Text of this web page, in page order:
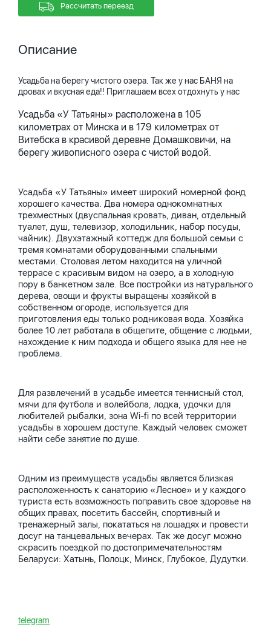
Рассчитать переезд
Описание
Усадьба на берегу чистого озера. Так же у нас БАНЯ на
дровах и вкусная еда!! Приглашаем всех отдохнуть у нас
Усадьба «У Татьяны» расположена в 105
километрах от Минска и в 179 километрах от
Витебска в красивой деревне Домашковичи, на
берегу живописного озера с чистой водой.
Усадьба «У Татьяны» имеет широкий номерной фонд
хорошего качества. Два номера однокомнатных
трехместных (двуспальная кровать, диван, отдельный
туалет, душ, телевизор, холодильник, набор посуды,
чайник). Двухэтажный коттедж для большой семьи с
тремя комнатами оборудованными спальными
местами. Столовая летом находится на уличной
террасе с красивым видом на озеро, а в холодную
пору в банкетном зале. Все постройки из натурального
дерева, овощи и фрукты выращены хозяйкой в
собственном огороде, используется для
приготовления еды только родниковая вода. Хозяйка
более 10 лет работала в общепите, общение с людьми,
нахождение к ним подхода и общего языка для нее не
проблема.
Для развлечений в усадьбе имеется теннисный стол,
мячи для футбола и волейбола, лодка, удочки для
любителей рыбалки, зона Wi-fi по всей территории
усадьбы в хорошем доступе. Каждый человек сможет
найти себе занятие по душе.
Одним из преимуществ усадьбы является близкая
расположенность к санаторию «Лесное» и у каждого
туриста есть возможность поправить свое здоровье на
общих правах, посетить бассейн, спортивный и
тренажерный залы, покататься на лошадях и провести
досуг на танцевальных вечерах. Так же досуг можно
скрасить поездкой по достопримечательностям
Беларуси: Хатынь, Полоцк, Минск, Глубокое, Дудутки.
telegram